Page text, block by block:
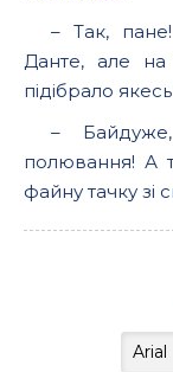
– Так,
Данте, але на
підібрало
–
полювання! А
файну тачку зі